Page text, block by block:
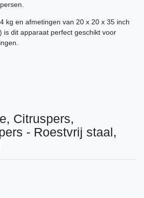
kg en afmetingen van 20 x 20 x 35 inch
is dit apparaat perfect geschikt voor
Citruspers,
- Roestvrij staal,